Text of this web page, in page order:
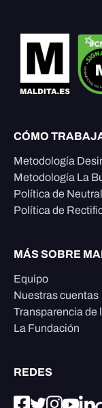
CÓMO
Metodología
Metodología La
Política de
Política de
MÁS SOBRE
Equipo
Nuestras cuentas
Transparencia de
La Fundación
REDES